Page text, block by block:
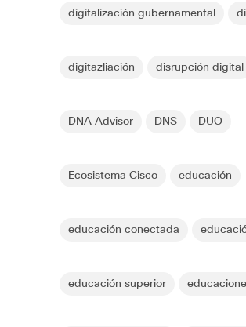
digitalización gubernamental
digitazliación disrupción digital
DNA Advisor DNS DUO
Ecosistema Cisco educación
educación conectada
educación superior